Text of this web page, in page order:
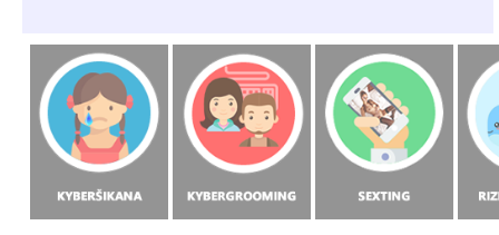
(MONO, 2018)
Rizikové formy
chování českých a
slovenských dětí v
prostředí internetu
(MONO, 2015)